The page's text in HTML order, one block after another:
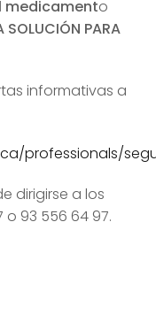
medicamento
SOLUCIÓN PARA
informativas a
professionals/
dirigirse a los
o 93 556 64 97.